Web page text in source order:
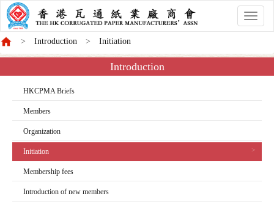
香
港
會
Introduction Initiation
Introduction
HKCPMA Briefs
Members
Organization
Initiation
Membership fees
Introduction of new members